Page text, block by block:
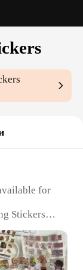
for
Stickers